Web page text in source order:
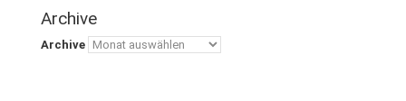
Archive
Archive